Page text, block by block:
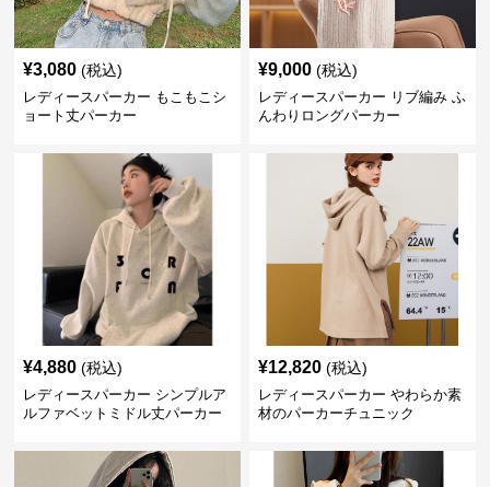
¥3,080 (税込)
レディースパーカー もこもこシ
ョート丈パーカー
¥9,000 (税込)
レディースパーカー リブ編み ふ
んわりロングパーカー
¥4,880 (税込)
レディースパーカー シンプルア
ルファベットミドル丈パーカー
¥12,820 (税込)
レディースパーカー やわらか素
材のパーカーチュニック